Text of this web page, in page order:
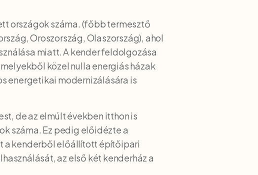
országok száma. (főbb termesztő
Oroszország, Olaszország), ahol
miatt. A kender feldolgozása
közel nulla energiás házak
energetikai modernizálására is
de az elmúlt években itthon is
száma. Ez pedig előidézte a
a kenderből előállított építőipari
az első két kenderház a